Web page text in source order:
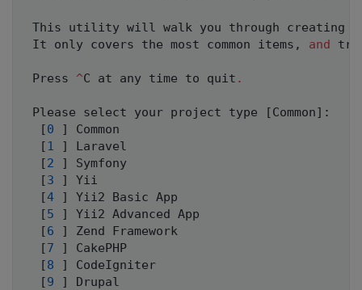
This utility will walk you through creating a
It only covers the most common items , and
Press ^C at any time to quit .
Please select your project type [Common] :
[0 ]
Common
[ 1 ]
Laravel
[2 ]
Symfony
[3 ]
Yii
[4 ]
Yii2 Basic App
[5 ]
Yii2 Advanced App
[6 ]
Zend Framework
[7 ]
CakePHP
[8 ]
CodeIgniter
[9 ]
Drupal